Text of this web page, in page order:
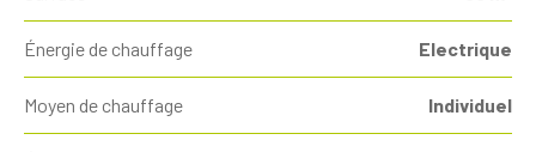
Énergie de chauffage Electrique
Moyen de chauffage Individuel